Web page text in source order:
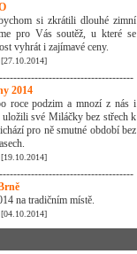
si zkrátili dlouhé zimní
pro Vás soutěž, u které se
vyhrát i zajímavé ceny.
[27.10.2014]
2014
roce podzim a mnozí z nás i
uložili své Miláčky bez střech k
pro ně smutné období bez
[19.10.2014]
na tradičním místě.
[04.10.2014]